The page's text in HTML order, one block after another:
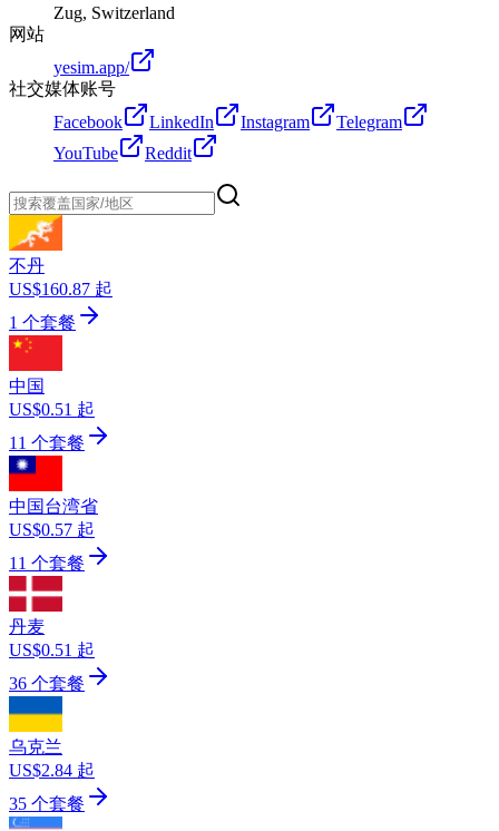
Zug, Switzerland
网站
yesim.app/
社交媒体账号
Facebook
LinkedIn Instagram
Telegram
YouTube
Reddit
不丹
US$160.87 起
1 个套餐
中国
US$0.51 起
11 个套餐
中国台湾省
US$0.57 起
11 个套餐
丹麦
US$0.51 起
36 个套餐
乌克兰
US$2.84 起
35 个套餐